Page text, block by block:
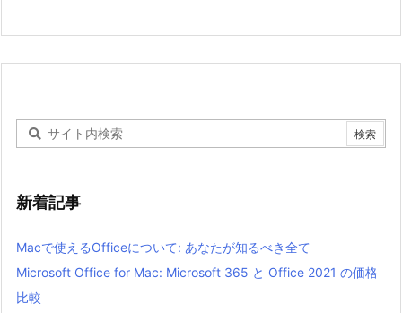
新着記事
Macで使えるOfficeについて: あなたが知るべき全て
Microsoft Office for Mac: Microsoft 365 と Office 2021 の価格
比較